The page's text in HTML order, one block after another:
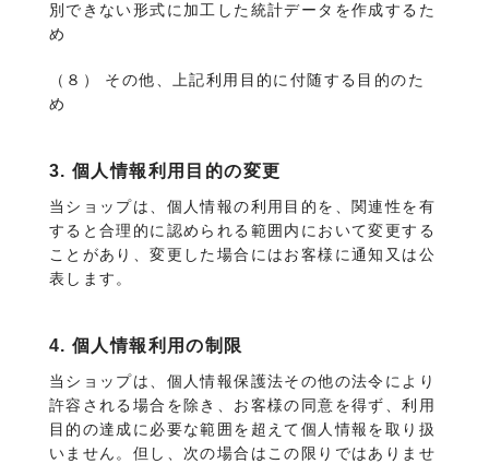
別できない形式に加工した統計データを作成するた
め
（８） その他、上記利用目的に付随する目的のた
め
3. 個人情報利用目的の変更
当ショップは、個人情報の利用目的を、関連性を有
すると合理的に認められる範囲内において変更する
ことがあり、変更した場合にはお客様に通知又は公
表します。
4. 個人情報利用の制限
当ショップは、個人情報保護法その他の法令により
許容される場合を除き、お客様の同意を得ず、利用
目的の達成に必要な範囲を超えて個人情報を取り扱
いません。但し、次の場合はこの限りではありませ